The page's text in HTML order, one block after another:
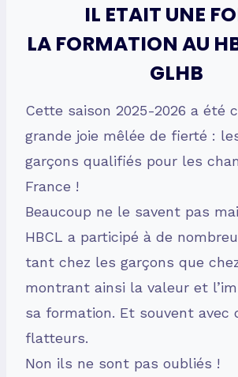
IL ETAIT UNE
LA FORMATION AU
GLHB
Cette saison 2025-2026 a été
grande joie mêlée de fierté :
garçons qualifiés pour les
France !
Beaucoup ne le savent pas
HBCL a participé à de
tant chez les garçons que
montrant ainsi la valeur et
sa formation. Et souvent avec
flatteurs.
Non ils ne sont pas oubliés !